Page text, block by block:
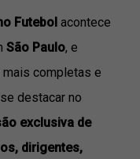
Futebol acontece
São Paulo, e
completas e
destacar no
exclusiva de
dirigentes,